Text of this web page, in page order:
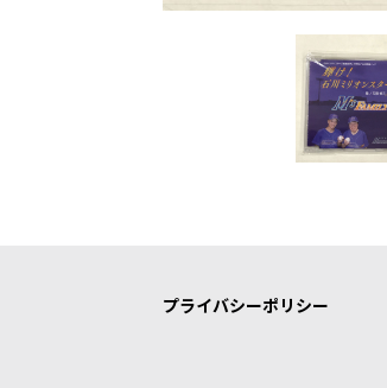
プライバシーポリシー